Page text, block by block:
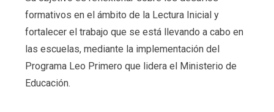
formativos en el ámbito de la Lectura Inicial y
fortalecer el trabajo que se está llevando a cabo en
las escuelas, mediante la implementación del
Programa Leo Primero que lidera el Ministerio de
Educación.